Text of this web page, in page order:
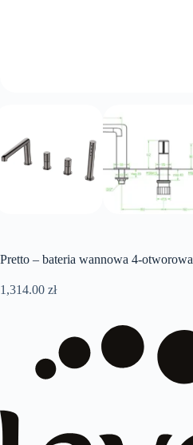
Pretto – bateria wannowa 4-otworowa
1,314.00 zł